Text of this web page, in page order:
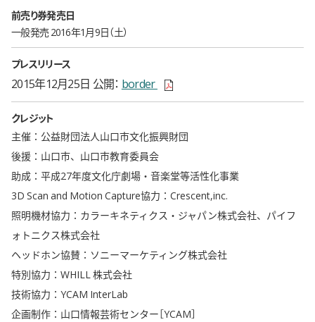
前売り券発売日
一般発売 2016年1月9日（土）
プレスリリース
2015年12月25日 公開 border 新しいウィンドウで開きます
クレジット
主催：公益財団法人山口市文化振興財団
後援：山口市、山口市教育委員会
助成：平成27年度文化庁劇場・音楽堂等活性化事業
3D Scan and Motion Capture協力：Crescent,inc.
照明機材協力：カラーキネティクス・ジャパン株式会社、パイフ
ォトニクス株式会社
ヘッドホン協賛：ソニーマーケティング株式会社
特別協力：WHILL 株式会社
技術協力：YCAM InterLab
企画制作：山口情報芸術センター［YCAM］